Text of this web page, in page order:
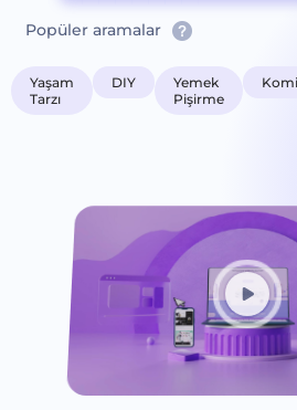
Popüler aramalar
Yaşam
Tarzı
DIY
Yemek
Pişirme